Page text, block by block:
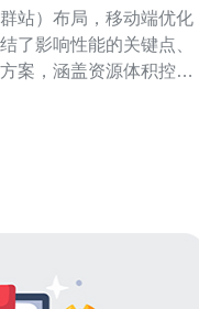
站）布局，移动端优化
了影响性能的关键点、
案，涵盖资源体积控
提升移动访问体验并降